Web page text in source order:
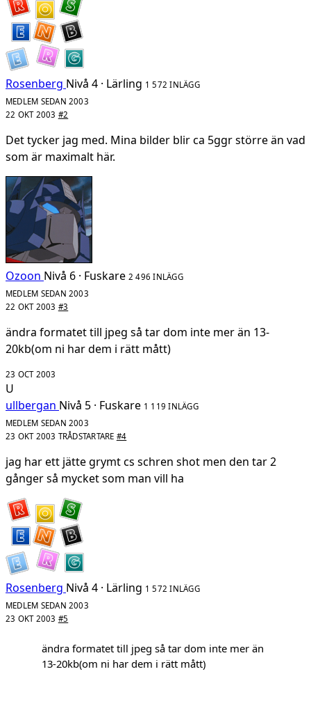
Rosenberg Nivå 4 · Lärling 1 572 INLÄGG
MEDLEM SEDAN 2003
22 OKT 2003 #2
Det tycker jag med. Mina bilder blir ca 5ggr större än vad
som är maximalt här.
Ozoon Nivå 6 · Fuskare 2 496 INLÄGG
MEDLEM SEDAN 2003
22 OKT 2003 #3
ändra formatet till jpeg så tar dom inte mer än 13-
20kb(om ni har dem i rätt mått)
23 OCT 2003
U
ullbergan Nivå 5 · Fuskare 1 119 INLÄGG
MEDLEM SEDAN 2003
23 OKT 2003 TRÅDSTARTARE #4
jag har ett jätte grymt cs schren shot men den tar 2
gånger så mycket som man vill ha
Rosenberg Nivå 4 · Lärling 1 572 INLÄGG
MEDLEM SEDAN 2003
23 OKT 2003 #5
ändra formatet till jpeg så tar dom inte mer än
13-20kb(om ni har dem i rätt mått)